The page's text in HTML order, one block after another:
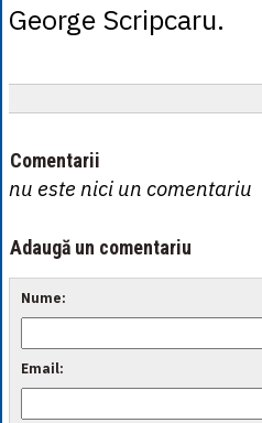
George Scripcaru.
Comentarii
nu este nici un comentariu
Adaugă un comentariu
Nume:
Email: